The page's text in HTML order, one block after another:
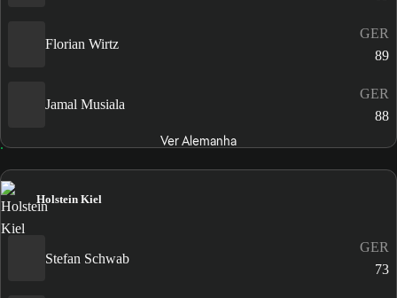
Florian Wirtz
GER
89
Jamal Musiala
GER
88
Ver Alemanha
Holstein Kiel
Stefan Schwab
GER
73